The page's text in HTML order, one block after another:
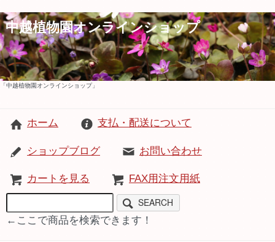
中越植物園オンラインショップ
「中越植物園オンラインショップ」
ホーム 支払・配送について
ショップブログ お問い合わせ
カートを見る FAX用注文用紙
SEARCH
←ここで商品を検索できます！